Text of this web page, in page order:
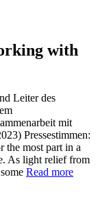
with
Leiter des
mit
Pressestimmen:
the most part in a
As light relief from
Read more